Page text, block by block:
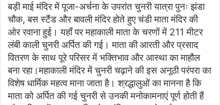
बड़ी माई मंदिर में पूजा-अर्चना के उपरांत चुनरी यात्रा पुनः झंडा
चौक, बस स्टैंड और बावली मंदिर होते हुए चंडी माता मंदिर की
ओर रवाना हुई। यहाँ पर महाकाली माता के चरणों में 211 मीटर
लंबी काली चुनरी अर्पित की गई। माता की आरती और प्रसाद
वितरण के साथ पूरे परिसर में भक्तिभाव और आस्था का माहौल
बना रहा।महाकाली मंदिर में चुनरी चढ़ाने की इस अनूठी परंपरा का
विशेष धार्मिक महत्व माना जाता है। श्रद्धालुओं का मानना है कि
माता को अर्पित की गई चुनरी से उनकी मनोकामनाएं पूर्ण होती हैं